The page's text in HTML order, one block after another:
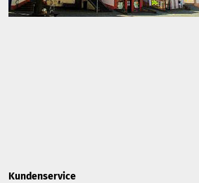
Kundenservice